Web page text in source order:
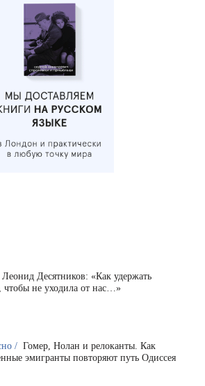
Леонид Десятников: «Как удержать
чтобы не уходила от нас…»
/ Гомер, Нолан и релоканты. Как
эмигранты повторяют путь Одиссея